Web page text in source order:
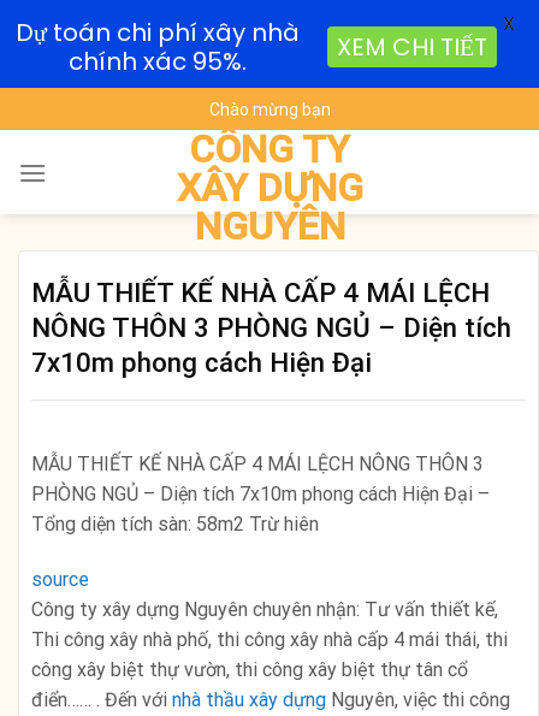
to
content
Chào mừng bạn
CÔNG TY
XÂY DỰNG
NGUYÊN
MẪU THIẾT KẾ NHÀ CẤP 4 MÁI LỆCH
NÔNG THÔN 3 PHÒNG NGỦ – Diện tích
7x10m phong cách Hiện Đại
MẪU THIẾT KẾ NHÀ CẤP 4 MÁI LỆCH NÔNG THÔN 3
PHÒNG NGỦ – Diện tích 7x10m phong cách Hiện Đại –
Tổng diện tích sàn: 58m2 Trừ hiên
source
Công ty xây dựng Nguyên chuyên nhận: Tư vấn thiết kế,
Thi công xây nhà phố, thi công xây nhà cấp 4 mái thái, thi
công xây biệt thự vườn, thi công xây biệt thự tân cổ
điển…… . Đến với nhà thầu xây dựng Nguyên, việc thi công
Dự toán chi phí xây nhà
chính xác 95%.
XEM CHI TIẾT
X